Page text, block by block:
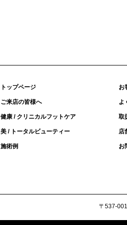
トップページ
ご来店の皆様へ
健康 / クリニカルフットケア
美 / トータルビューティー
施術例
お
よ
取
店
お
〒537-